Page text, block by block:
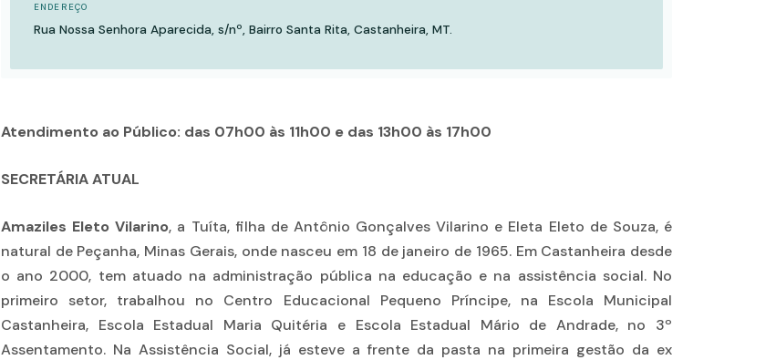
ENDEREÇO
Rua Nossa Senhora Aparecida, s/nº, Bairro Santa Rita, Castanheira, MT.
Atendimento ao Público: das 07h00 às 11h00 e das 13h00 às 17h00
SECRETÁRIA ATUAL
Amaziles Eleto Vilarino, a Tuíta, filha de Antônio Gonçalves Vilarino e Eleta Eleto de Souza, é
natural de Peçanha, Minas Gerais, onde nasceu em 18 de janeiro de 1965. Em Castanheira desde
o ano 2000, tem atuado na administração pública na educação e na assistência social. No
primeiro setor, trabalhou no Centro Educacional Pequeno Príncipe, na Escola Municipal
Castanheira, Escola Estadual Maria Quitéria e Escola Estadual Mário de Andrade, no 3º
Assentamento. Na Assistência Social, já esteve a frente da pasta na primeira gestão da ex